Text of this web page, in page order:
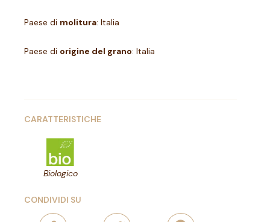
Paese di molitura: Italia
Paese di origine del grano: Italia
CARATTERISTICHE
Biologico
CONDIVIDI SU